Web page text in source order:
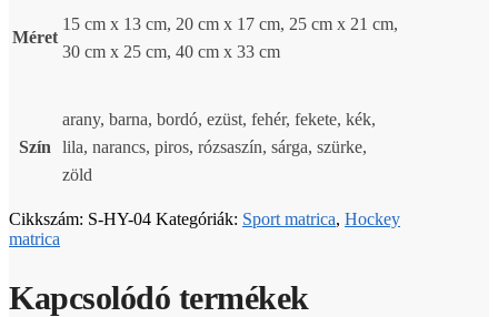
Méret
15 cm x 13 cm, 20 cm x 17 cm, 25 cm x 21 cm,
30 cm x 25 cm, 40 cm x 33 cm
Szín
arany, barna, bordó, ezüst, fehér, fekete, kék,
lila, narancs, piros, rózsaszín, sárga, szürke,
zöld
Cikkszám: S-HY-04 Kategóriák: Sport matrica, Hockey
matrica
Kapcsolódó termékek